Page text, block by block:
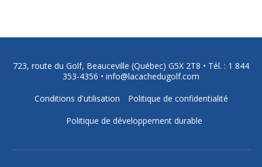
723, route du Golf, Beauceville (Québec) G5X 2T8 • Tél. : 1 844
353-4356 • info@lacachedugolf.com
Conditions d'utilisation
Politique de confidentialité
Politique de développement durable